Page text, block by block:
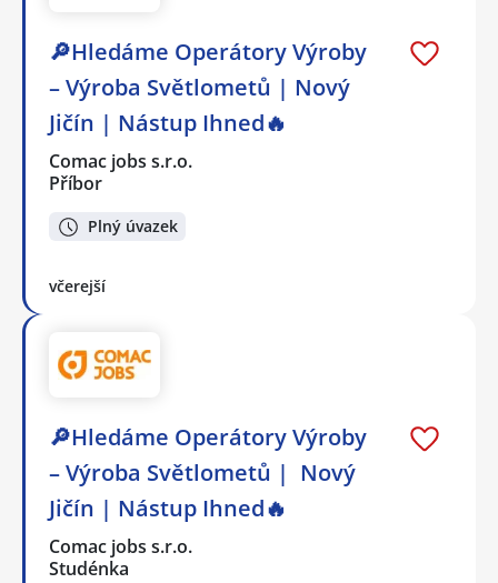
🔎Hledáme Operátory Výroby
– Výroba Světlometů | Nový
Jičín | Nástup Ihned🔥
Comac jobs s.r.o.
Příbor
Plný úvazek
včerejší
🔎Hledáme Operátory Výroby
– Výroba Světlometů | Nový
Jičín | Nástup Ihned🔥
Comac jobs s.r.o.
Studénka